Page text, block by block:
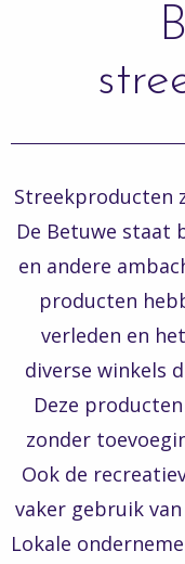
Streekproducten
De Betuwe staat
en andere
producten
verleden en
diverse winkels
Deze
zonder
Ook de
vaker gebruik
Lokale